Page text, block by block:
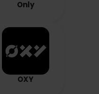
Only
OXY